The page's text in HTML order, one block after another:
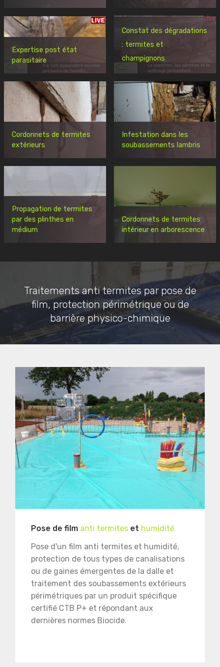
Expertise post état
parasitaire
Constat des dégradations
: termites et
champignons
Cordonnets de termites
extérieurs
Infestation dans les
soubassements lambris
Propagation de termites
par des plinthes en
médium
Cordonnets de termites
intérieur en arborescence
Traitements anti termites par pose de
film, protection périmétrique ou de
barrière physico-chimique
Pose de film anti termites et humidité
Pose d'un film anti termites et humidité,
protection de tous types de canalisations
ou de gaines émergentes de la dalle et
traitement des soubassements extérieurs
périmétriques par un produit spécifique
certifié CTB P+ et répondant aux
dernières normes Biocide.